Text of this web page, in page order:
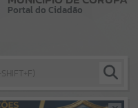
Portal do Cidadão